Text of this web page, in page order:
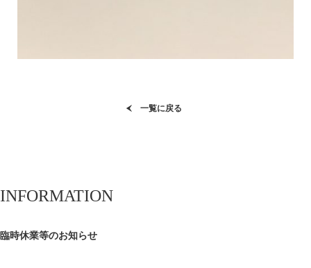
一覧に戻る
INFORMATION
臨時休業等のお知らせ